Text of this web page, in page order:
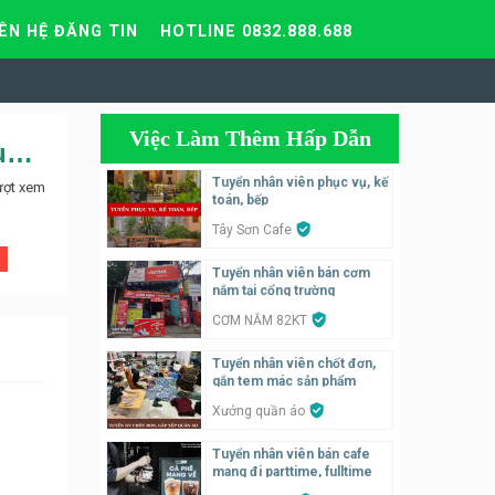
HỆ ĐĂNG TIN HOTLINE 0832.888.688
Tuyển nhân viên bán hàng thời trang cho shop DEZI 169 chùa Bộc
xem
Việc Làm Thêm Hấp Dẫn
Tuyển nhân viên phục vụ, kế
toán, bếp
Tây Sơn Cafe
Tuyển nhân viên bán cơm
nắm tại cổng trường
CƠM NẮM 82KT
Tuyển nhân viên chốt đơn,
gắn tem mác sản phẩm
Xưởng quần áo
Tuyển nhân viên bán cafe
mang đi parttime, fulltime